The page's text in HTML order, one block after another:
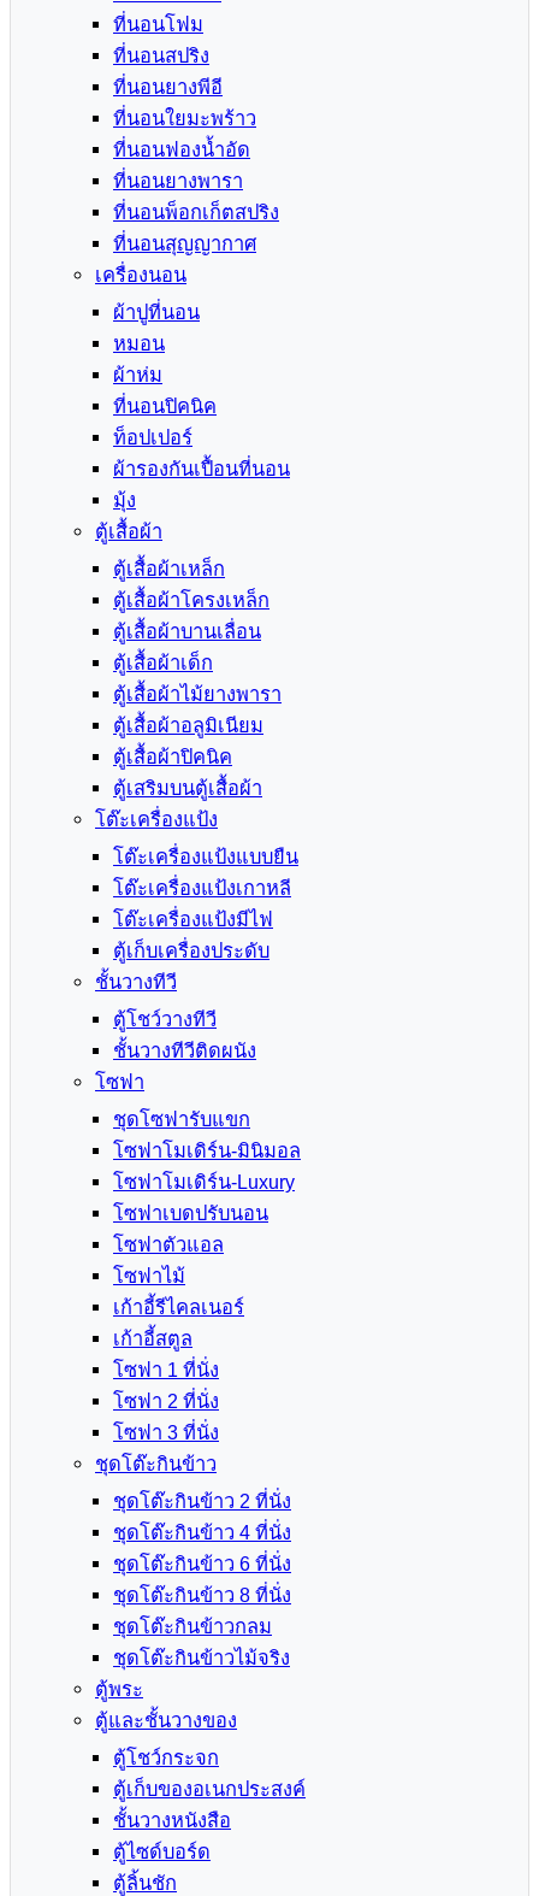
ที่นอนโฟม
ที่นอนสปริง
ที่นอนยางพีอี
ที่นอนใยมะพร้าว
ที่นอนฟองน้ำอัด
ที่นอนยางพารา
ที่นอนพ็อกเก็ตสปริง
ที่นอนสุญญากาศ
เครื่องนอน
ผ้าปูที่นอน
หมอน
ผ้าห่ม
ที่นอนปิคนิค
ท็อปเปอร์
ผ้ารองกันเปื้อนที่นอน
มุ้ง
ตู้เสื้อผ้า
ตู้เสื้อผ้าเหล็ก
ตู้เสื้อผ้าโครงเหล็ก
ตู้เสื้อผ้าบานเลื่อน
ตู้เสื้อผ้าเด็ก
ตู้เสื้อผ้าไม้ยางพารา
ตู้เสื้อผ้าอลูมิเนียม
ตู้เสื้อผ้าปิคนิค
ตู้เสริมบนตู้เสื้อผ้า
โต๊ะเครื่องแป้ง
โต๊ะเครื่องแป้งแบบยืน
โต๊ะเครื่องแป้งเกาหลี
โต๊ะเครื่องแป้งมีไฟ
ตู้เก็บเครื่องประดับ
ชั้นวางทีวี
ตู้โชว์วางทีวี
ชั้นวางทีวีติดผนัง
โซฟา
ชุดโซฟารับแขก
โซฟาโมเดิร์น-มินิมอล
โซฟาโมเดิร์น-Luxury
โซฟาเบดปรับนอน
โซฟาตัวแอล
โซฟาไม้
เก้าอี้รีไคลเนอร์
เก้าอี้สตูล
โซฟา 1 ที่นั่ง
โซฟา 2 ที่นั่ง
โซฟา 3 ที่นั่ง
ชุดโต๊ะกินข้าว
ชุดโต๊ะกินข้าว 2 ที่นั่ง
ชุดโต๊ะกินข้าว 4 ที่นั่ง
ชุดโต๊ะกินข้าว 6 ที่นั่ง
ชุดโต๊ะกินข้าว 8 ที่นั่ง
ชุดโต๊ะกินข้าวกลม
ชุดโต๊ะกินข้าวไม้จริง
ตู้พระ
ตู้และชั้นวางของ
ตู้โชว์กระจก
ตู้เก็บของอเนกประสงค์
ชั้นวางหนังสือ
ตู้ไซด์บอร์ด
ตู้ลิ้นชัก